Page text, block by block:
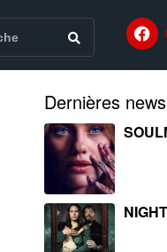
Dernières news